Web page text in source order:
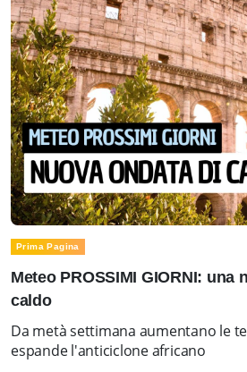
Prima Pagina
Meteo PROSSIMI GIORNI: una
caldo
Da metà settimana aumentano le
espande l'anticiclone africano